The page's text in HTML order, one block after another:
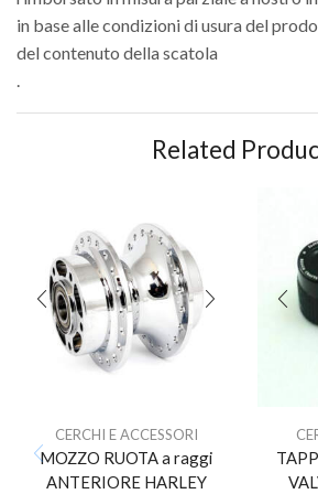
in base alle condizioni di usura del
del contenuto della scatola
Related
CERCHI E ACCESSORI
MOZZO RUOTA a raggi
ANTERIORE HARLEY